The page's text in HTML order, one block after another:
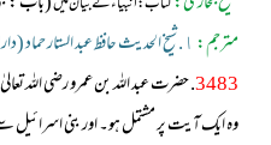
مترجم: ١. شیخ الحدیث حافظ عبد الستار حماد (دار السلام)
3483. حضرت عبد اللہ بن عمرو رضی اللہ
وہ ایک آیت پر مشتمل ہو۔ اور بنی اسرائیل